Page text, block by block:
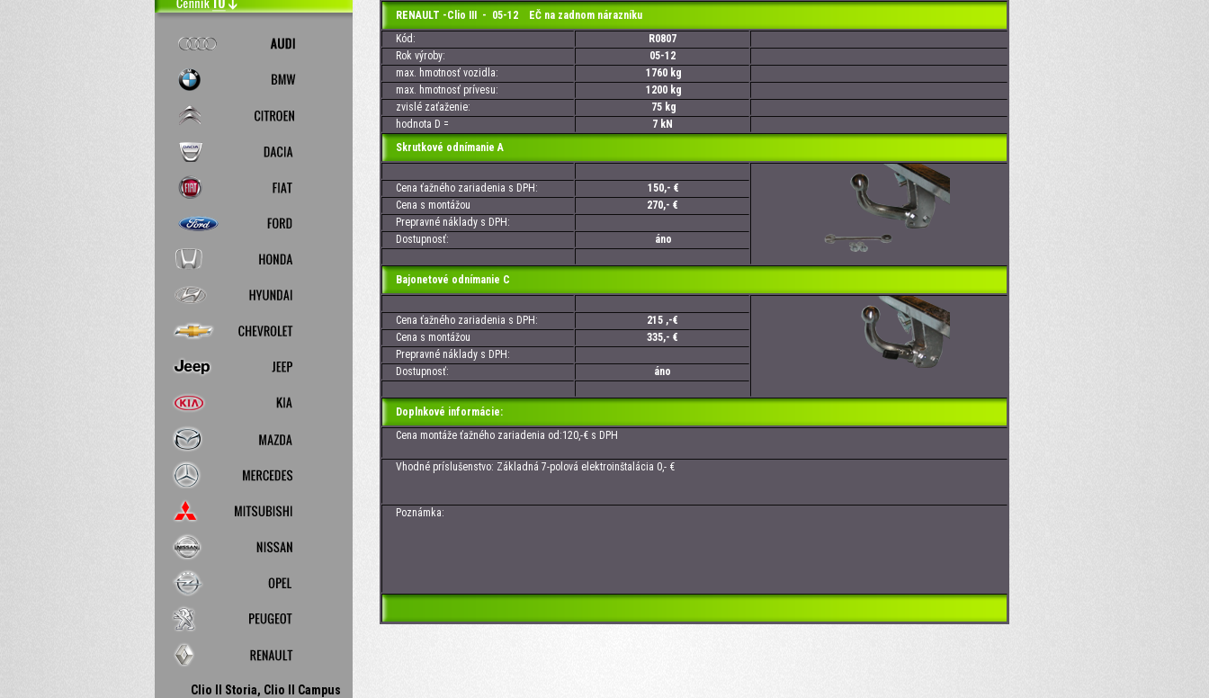
Clio II Storia, Clio II Campus
RENAULT -Clio III - 05-12 EČ na zadnom nárazníku
Kód:
R0807
Rok výroby:
05-12
max. hmotnosť vozidla:
1760 kg
max. hmotnosť prívesu:
1200 kg
zvislé zaťaženie:
75 kg
hodnota D =
7 kN
Skrutkové odnímanie A
Cena ťažného zariadenia s DPH:
150,- €
Cena s montážou
270,- €
Prepravné náklady s DPH:
Dostupnosť:
áno
Bajonetové odnímanie C
Cena ťažného zariadenia s DPH:
215 ,-€
Cena s montážou
335,- €
Prepravné náklady s DPH:
Dostupnosť:
áno
Doplnkové informácie:
Cena montáže ťažného zariadenia od:120,-€ s DPH
Vhodné príslušenstvo: Základná 7-polová elektroinštalácia 0,- €
Poznámka: